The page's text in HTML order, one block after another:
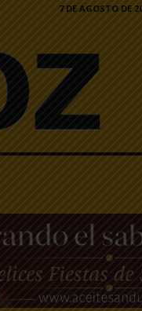
7 DE AGOSTO DE